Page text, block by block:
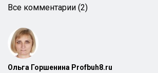
Все комментарии (2)
Ольга Горшенина Profbuh8.ru